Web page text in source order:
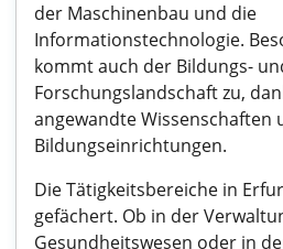
der Maschinenbau und die
Informationstechnologie.
kommt auch der Bildungs-
Forschungslandschaft zu,
angewandte Wissenschaften
Bildungseinrichtungen.
Die Tätigkeitsbereiche in
gefächert. Ob in der
Gesundheitswesen oder in